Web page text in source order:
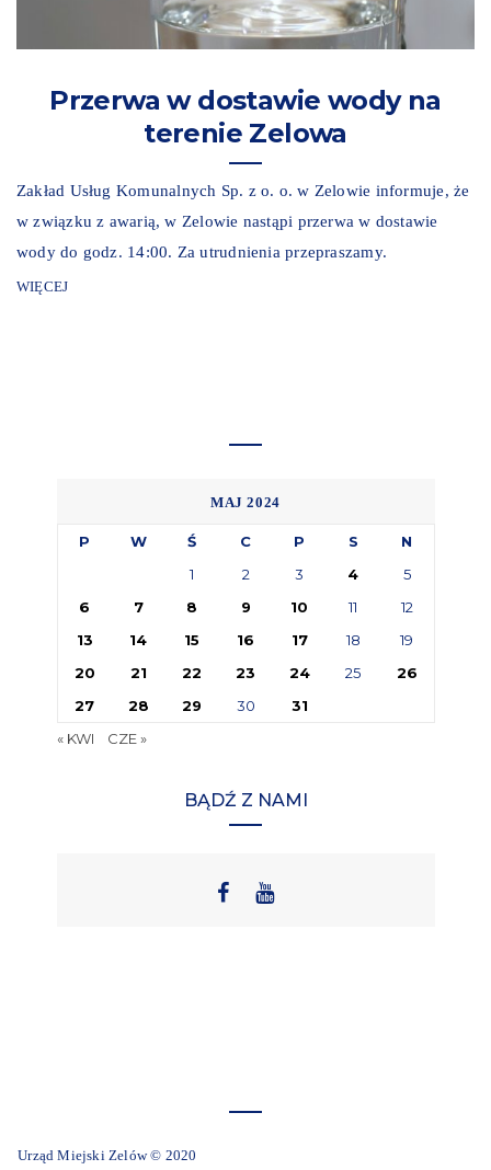
Przerwa w dostawie wody na
terenie Zelowa
Zakład Usług Komunalnych Sp. z o. o. w Zelowie informuje, że
w związku z awarią, w Zelowie nastąpi przerwa w dostawie
wody do godz. 14:00. Za utrudnienia przepraszamy.
WIĘCEJ
MAJ 2024
P W Ś C P S
N
1
2 3 4
5
6
7 8 9 10 11
12
13
14 15 16 17 18
19
20
21 22 23 24 25
26
27
28 29 30
31
« KWI
CZE »
BĄDŹ Z NAMI
Urząd Miejski Zelów © 2020